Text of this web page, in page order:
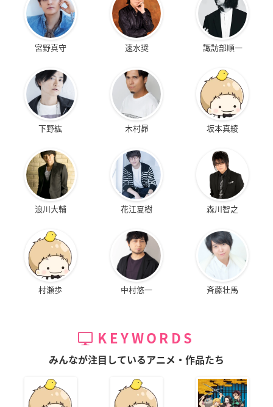
宮野真守 速水奨 諏訪部順一
下野紘 木村昴 坂本真綾
浪川大輔 花江夏樹 森川智之
村瀬歩 中村悠一 斉藤壮馬
KEYWORDS
みんなが注目しているアニメ・作品たち